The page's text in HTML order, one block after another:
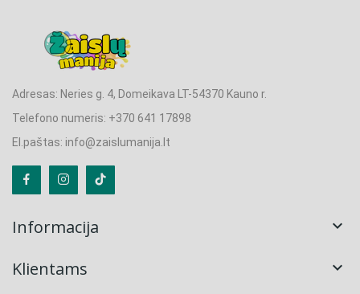
Adresas: Neries g. 4, Domeikava LT-54370 Kauno r.
Telefono numeris: +370 641 17898
El.paštas: info@zaislumanija.lt
Informacija 
Klientams 